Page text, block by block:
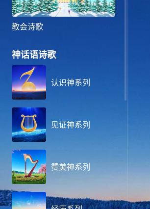
教会诗歌
神话语诗歌
认识神系列
见证神系列
赞美神系列